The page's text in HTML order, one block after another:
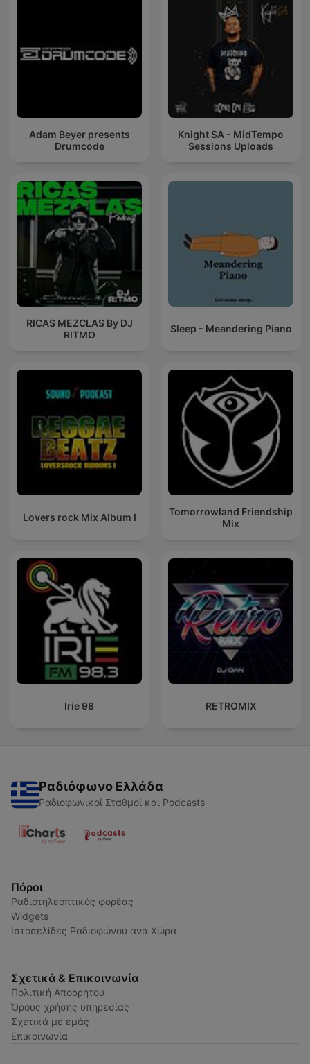
Adam Beyer presents
Drumcode
Knight SA - MidTempo
Sessions Uploads
RICAS MEZCLAS By DJ
RITMO
Sleep - Meandering Piano
Lovers rock Mix Album I
Tomorrowland Friendship
Mix
Irie 98 RETROMIX
Ραδιόφωνο Ελλάδα
Ραδιοφωνικοί Σταθμοί και Podcasts
Πόροι
Ραδιοτηλεοπτικός φορέας
Widgets
Ιστοσελίδες Ραδιοφώνου ανά Χώρα
Σχετικά & Επικοινωνία
Πολιτική Απορρήτου
Όρους χρήσης υπηρεσίας
Σχετικά με εμάς
Επικοινωνία